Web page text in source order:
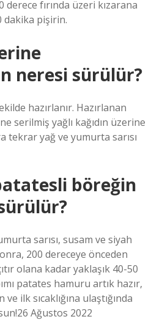
derece fırında üzeri kızarana
dakika pişirin.
neresi sürülür?
hazırlanır. Hazırlanan
serilmiş yağlı kağıdın üzerine
tekrar yağ ve yumurta sarısı
böreğin
sarısı, susam ve siyah
200 dereceye önceden
çıtır olana kadar yaklaşık 40-50
patates hamuru artık hazır,
ilk sıcaklığına ulaştığında
Ağustos 2022